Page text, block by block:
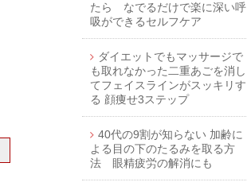
たら なでるだけで楽に深い呼
吸ができるセルフケア
ダイエットでもマッサージで
も取れなかった二重あごを消し
てフェイスラインがスッキリす
る 顔痩せ3ステップ
40代の9割が知らない 加齢に
よる目の下のたるみを取る方
法 眼精疲労の解消にも